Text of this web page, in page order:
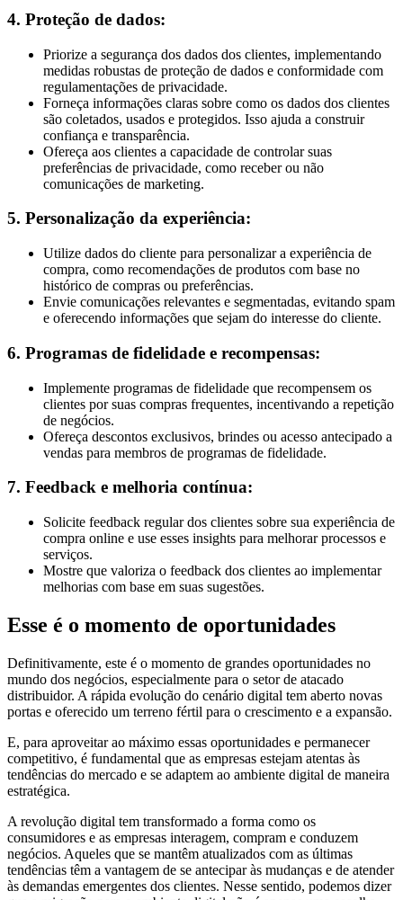
4. Proteção de dados:
Priorize a segurança dos dados dos clientes, implementando
medidas robustas de proteção de dados e conformidade com
regulamentações de privacidade.
Forneça informações claras sobre como os dados dos clientes
são coletados, usados e protegidos. Isso ajuda a construir
confiança e transparência.
Ofereça aos clientes a capacidade de controlar suas
preferências de privacidade, como receber ou não
comunicações de marketing.
5. Personalização da experiência:
Utilize dados do cliente para personalizar a experiência de
compra, como recomendações de produtos com base no
histórico de compras ou preferências.
Envie comunicações relevantes e segmentadas, evitando spam
e oferecendo informações que sejam do interesse do cliente.
6. Programas de fidelidade e recompensas:
Implemente programas de fidelidade que recompensem os
clientes por suas compras frequentes, incentivando a repetição
de negócios.
Ofereça descontos exclusivos, brindes ou acesso antecipado a
vendas para membros de programas de fidelidade.
7. Feedback e melhoria contínua:
Solicite feedback regular dos clientes sobre sua experiência de
compra online e use esses insights para melhorar processos e
serviços.
Mostre que valoriza o feedback dos clientes ao implementar
melhorias com base em suas sugestões.
Esse é o momento de oportunidades
Definitivamente, este é o momento de grandes oportunidades no
mundo dos negócios, especialmente para o setor de atacado
distribuidor. A rápida evolução do cenário digital tem aberto novas
portas e oferecido um terreno fértil para o crescimento e a expansão.
E, para aproveitar ao máximo essas oportunidades e permanecer
competitivo, é fundamental que as empresas estejam atentas às
tendências do mercado e se adaptem ao ambiente digital de maneira
estratégica.
A revolução digital tem transformado a forma como os
consumidores e as empresas interagem, compram e conduzem
negócios. Aqueles que se mantêm atualizados com as últimas
tendências têm a vantagem de se antecipar às mudanças e de atender
às demandas emergentes dos clientes. Nesse sentido, podemos dizer